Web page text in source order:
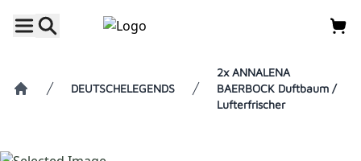
DEUTSCHELEGENDS
2x ANNALENA
BAERBOCK Duftbaum /
Lufterfrischer